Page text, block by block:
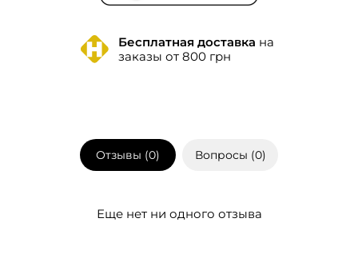
Бесплатная доставка на
заказы от 800 грн
Отзывы (0) Вопросы (0)
Еще нет ни одного отзыва